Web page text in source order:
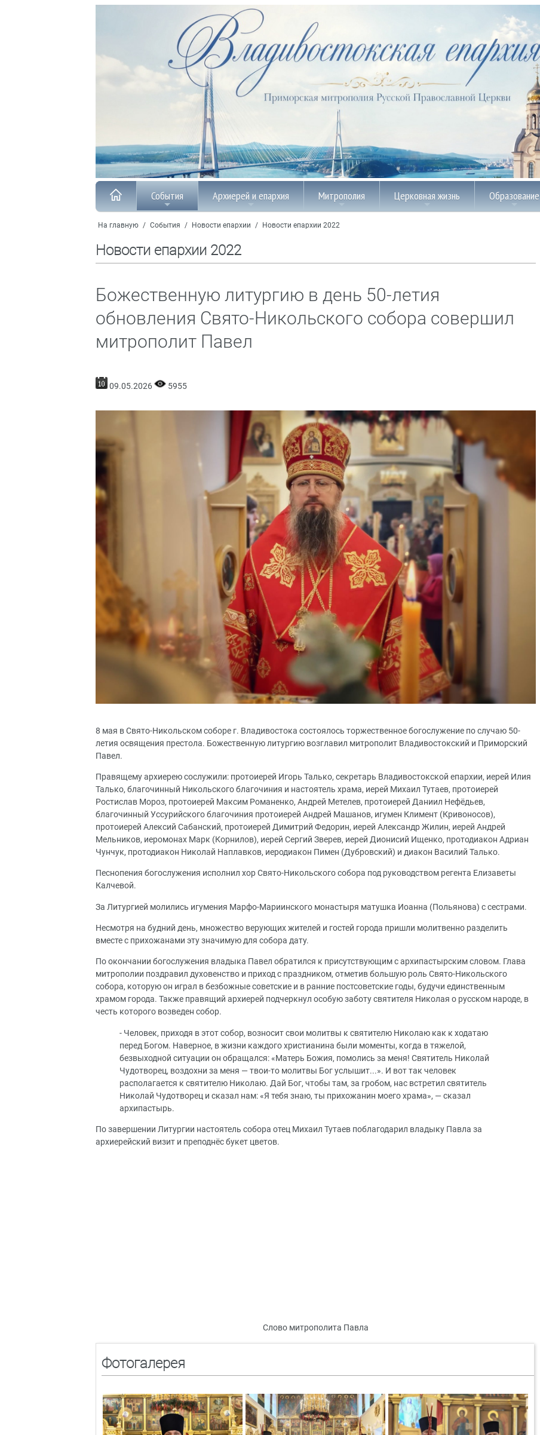
События Архиерей и епархия Митрополия Церковная жизнь Образование
На главную / События / Новости епархии / Новости епархии 2022
Новости епархии 2022
Божественную литургию в день 50-летия
обновления Свято-Никольского собора совершил
митрополит Павел
09.05.2026 5955
8 мая в Свято-Никольском соборе г. Владивостока состоялось торжественное богослужение по случаю 50-
летия освящения престола. Божественную литургию возглавил митрополит Владивостокский и Приморский
Павел.
Правящему архиерею сослужили: протоиерей Игорь Талько, секретарь Владивостокской епархии, иерей Илия
Талько, благочинный Никольского благочиния и настоятель храма, иерей Михаил Тутаев, протоиерей
Ростислав Мороз, протоиерей Максим Романенко, Андрей Метелев, протоиерей Даниил Нефёдьев,
благочинный Уссурийского благочиния протоиерей Андрей Машанов, игумен Климент (Кривоносов),
протоиерей Алексий Сабанский, протоиерей Димитрий Федорин, иерей Александр Жилин, иерей Андрей
Мельников, иеромонах Марк (Корнилов), иерей Сергий Зверев, иерей Дионисий Ищенко, протодиакон Адриан
Чунчук, протодиакон Николай Наплавков, иеродиакон Пимен (Дубровский) и диакон Василий Талько.
Песнопения богослужения исполнил хор Свято-Никольского собора под руководством регента Елизаветы
Калчевой.
За Литургией молились игумения Марфо-Мариинского монастыря матушка Иоанна (Польянова) с сестрами.
Несмотря на будний день, множество верующих жителей и гостей города пришли молитвенно разделить
вместе с прихожанами эту значимую для собора дату.
По окончании богослужения владыка Павел обратился к присутствующим с архипастырским словом. Глава
митрополии поздравил духовенство и приход с праздником, отметив большую роль Свято-Никольского
собора, которую он играл в безбожные советские и в ранние постсоветские годы, будучи единственным
храмом города. Также правящий архиерей подчеркнул особую заботу святителя Николая о русском народе, в
честь которого возведен собор.
- Человек, приходя в этот собор, возносит свои молитвы к святителю Николаю как к ходатаю
перед Богом. Наверное, в жизни каждого христианина были моменты, когда в тяжелой,
безвыходной ситуации он обращался: «Матерь Божия, помолись за меня! Святитель Николай
Чудотворец, воздохни за меня — твои-то молитвы Бог услышит...». И вот так человек
располагается к святителю Николаю. Дай Бог, чтобы там, за гробом, нас встретил святитель
Николай Чудотворец и сказал нам: «Я тебя знаю, ты прихожанин моего храма», — сказал
архипастырь.
По завершении Литургии настоятель собора отец Михаил Тутаев поблагодарил владыку Павла за
архиерейский визит и преподнёс букет цветов.
Слово митрополита Павла
Фотогалерея